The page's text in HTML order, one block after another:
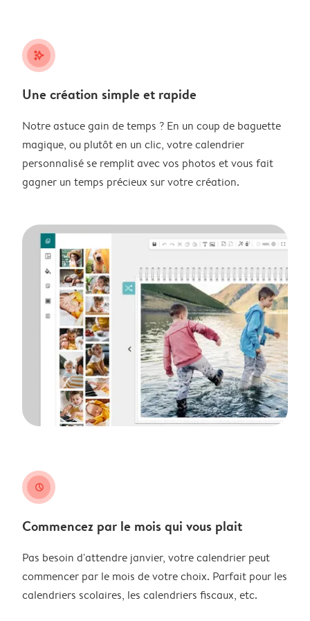
stars_plus
Une création simple et rapide
Notre astuce gain de temps ? En un coup de baguette
magique, ou plutôt en un clic, votre calendrier
personnalisé se remplit avec vos photos et vous fait
gagner un temps précieux sur votre création.
clock
Commencez par le mois qui vous plait
Pas besoin d'attendre janvier, votre calendrier peut
commencer par le mois de votre choix. Parfait pour les
calendriers scolaires, les calendriers fiscaux, etc.